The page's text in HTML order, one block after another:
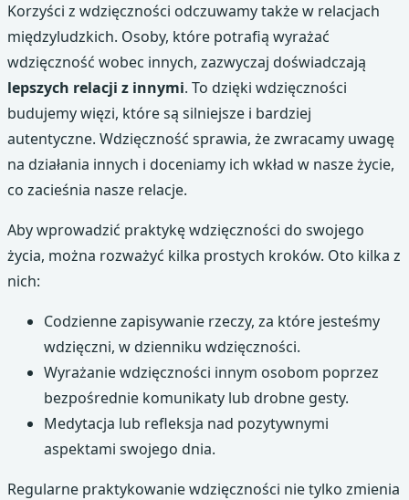
Korzyści z wdzięczności odczuwamy także w relacjach
międzyludzkich. Osoby, które potrafią wyrażać
wdzięczność wobec innych, zazwyczaj doświadczają
lepszych relacji z innymi. To dzięki wdzięczności
budujemy więzi, które są silniejsze i bardziej
autentyczne. Wdzięczność sprawia, że zwracamy uwagę
na działania innych i doceniamy ich wkład w nasze życie,
co zacieśnia nasze relacje.
Aby wprowadzić praktykę wdzięczności do swojego
życia, można rozważyć kilka prostych kroków. Oto kilka z
nich:
Codzienne zapisywanie rzeczy, za które jesteśmy
wdzięczni, w dzienniku wdzięczności.
Wyrażanie wdzięczności innym osobom poprzez
bezpośrednie komunikaty lub drobne gesty.
Medytacja lub refleksja nad pozytywnymi
aspektami swojego dnia.
Regularne praktykowanie wdzięczności nie tylko zmienia